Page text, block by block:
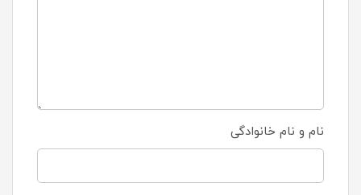
نام و نام خانوادگی